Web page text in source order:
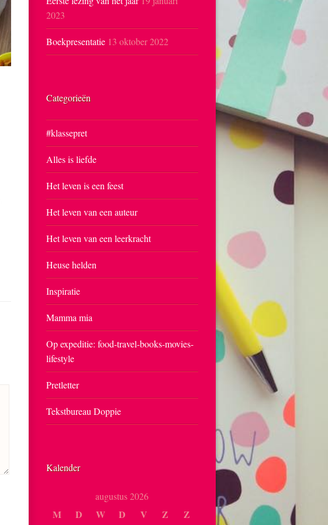
2023
Boekpresentatie 13 oktober 2022
Categorieën
#klassepret
Alles is liefde
Het leven is een feest
Het leven van een auteur
Het leven van een leerkracht
Heuse helden
Inspiratie
Mamma mia
Op expeditie: food-travel-books-movies-
lifestyle
Pretletter
Tekstbureau Doppie
Kalender
augustus 2026
M D W D V Z Z